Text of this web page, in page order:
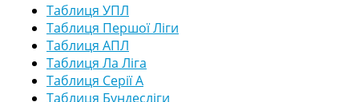
Таблиця УПЛ
Таблиця Першої Ліги
Таблиця АПЛ
Таблиця Ла Ліга
Таблиця Серії А
Таблиця Бундесліги